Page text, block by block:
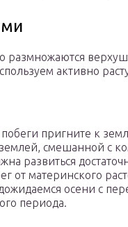
размножаются
активно
пригните к
смешанной с
развиться
от материнского
осени с
периода.